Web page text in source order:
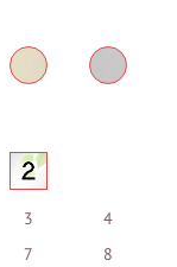
3
4
7 8